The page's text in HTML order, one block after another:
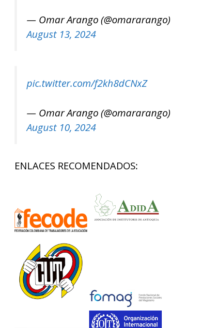
— Omar Arango (@omararango)
August 13, 2024
pic.twitter.com/f2kh8dCNxZ
— Omar Arango (@omararango)
August 10, 2024
ENLACES RECOMENDADOS: